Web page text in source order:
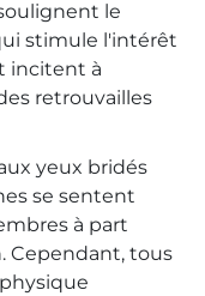
le
stimule l'intérêt
incitent à
retrouvailles
yeux bridés
se sentent
à part
Cependant, tous